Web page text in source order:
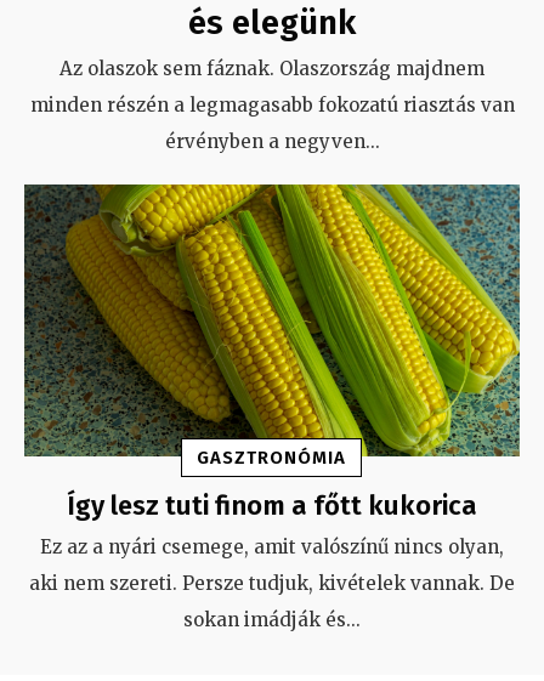
és elegünk
Az olaszok sem fáznak. Olaszország majdnem
minden részén a legmagasabb fokozatú riasztás van
érvényben a negyven...
GASZTRONÓMIA
Így lesz tuti finom a főtt kukorica
Ez az a nyári csemege, amit valószínű nincs olyan,
aki nem szereti. Persze tudjuk, kivételek vannak. De
sokan imádják és...